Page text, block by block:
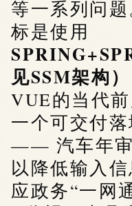
等一系列问
标是使用
见SSM架构）
VUE的当代
一个可交付
—— 汽车年审
以降低输入
应政务“一网